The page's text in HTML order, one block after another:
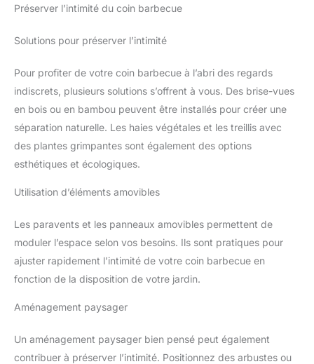
Préserver l’intimité du coin barbecue
Solutions pour préserver l’intimité
Pour profiter de votre coin barbecue à l’abri des regards
indiscrets, plusieurs solutions s’offrent à vous. Des brise-vues
en bois ou en bambou peuvent être installés pour créer une
séparation naturelle. Les haies végétales et les treillis avec
des plantes grimpantes sont également des options
esthétiques et écologiques.
Utilisation d’éléments amovibles
Les paravents et les panneaux amovibles permettent de
moduler l’espace selon vos besoins. Ils sont pratiques pour
ajuster rapidement l’intimité de votre coin barbecue en
fonction de la disposition de votre jardin.
Aménagement paysager
Un aménagement paysager bien pensé peut également
contribuer à préserver l’intimité. Positionnez des arbustes ou